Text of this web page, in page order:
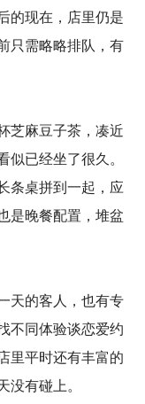
的现在，店里仍是
只需略略排队，有
麻豆子茶，凑近
已经坐了很久。
条桌拼到一起，应
是晚餐配置，堆盆
的客人，也有专
不同体验谈恋爱约
里平时还有丰富的
有碰上。